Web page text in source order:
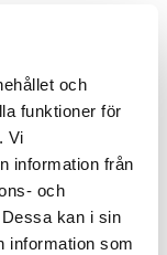
och
funktioner för
Vi
information från
och
kan i sin
information som
»